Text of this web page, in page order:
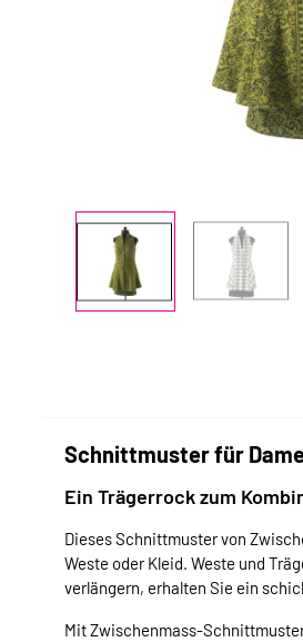
Schnittmuster für
Ein Trägerrock zum
Dieses Schnittmuster von
Weste oder Kleid. Weste und
verlängern, erhalten Sie ein
Mit Zwischenmass-